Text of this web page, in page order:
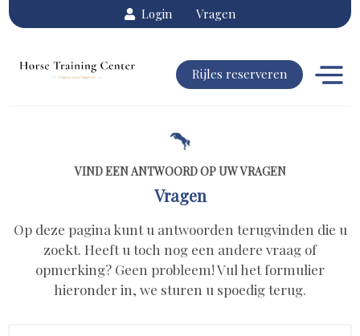
Login Vragen
Rijles reserveren
VIND EEN ANTWOORD OP UW VRAGEN
Vragen
Op deze pagina kunt u antwoorden terugvinden die u
zoekt. Heeft u toch nog een andere vraag of
opmerking? Geen probleem! Vul het formulier
hieronder in, we sturen u spoedig terug.